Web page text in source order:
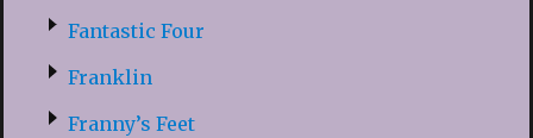
Fantastic Four
Franklin
Franny’s Feet